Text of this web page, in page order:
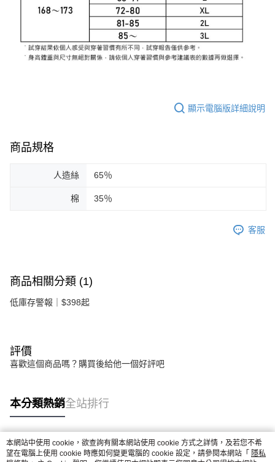
顯示電腦版詳細說明
商品規格
人造絲 65％
棉 35％
客服
商品相關分類 (1)
低庫存警報｜$398起
評價
喜歡這個商品嗎？購買後給他一個好評吧
本分類熱銷全站排行
熱門標籤
本網站中使用 cookie，欲查詢有關本網站使用 cookie 方式之詳情，及若您不希
望在電腦上使用 cookie 時應如何變更電腦的 cookie 設定，請參閱本網站「 隱私